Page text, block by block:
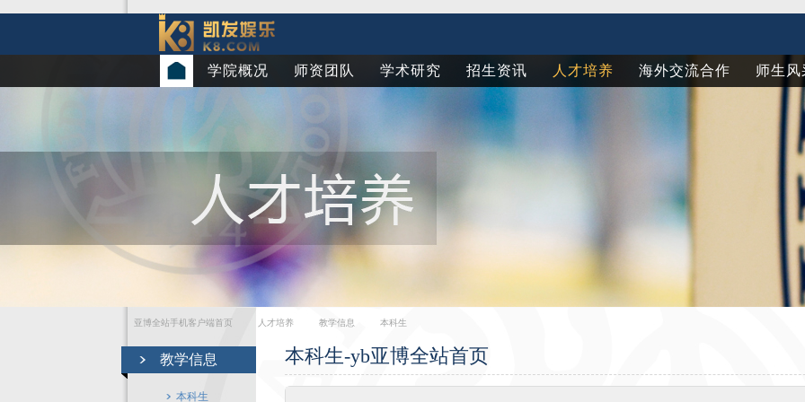
学院概况 师资团队 学术研究 招生资讯 人才培养 海外交流合作 师生风
亚博全站手机客户端首页 人才培养 教学信息 本科生
教学信息
本科生
本科生-yb亚博全站首页